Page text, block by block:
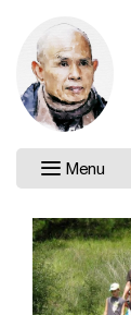
Menu